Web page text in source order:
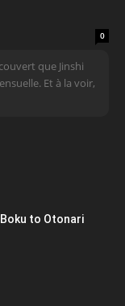
0
que Jinshi
Et à la voir,
to Otonari